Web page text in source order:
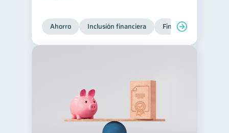
Ahorro Inclusión financiera Finanzas para jóvenes